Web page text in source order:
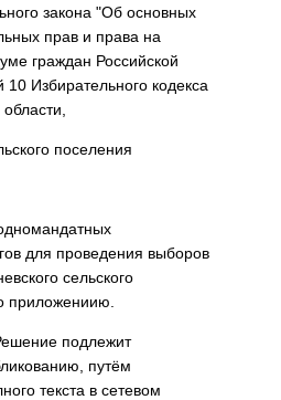
закона "Об основных
прав и права на
граждан Российской
Избирательного кодекса
поселения
для проведения выборов
сельского
приложениию.
подлежит
путём
текста в сетевом